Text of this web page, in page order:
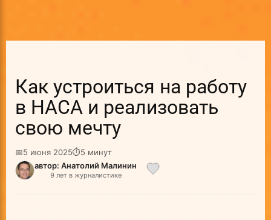
Как устроиться на работу
в НАСА и реализовать
свою мечту
📅5 июня 2025⏱5 минут
автор: Анатолий Малинин
9 лет в журналистике